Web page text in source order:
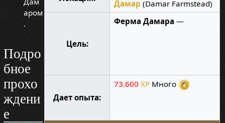
Дамар (Damar Farmstead)
Цель:
Ферма Дамара —
Дает опыта:
73.600 XPМного
аром
.
Подро
бное
прохо
ждени
е